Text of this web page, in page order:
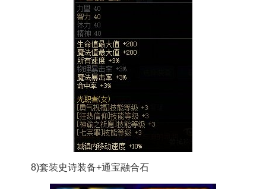
8)套装史诗装备+通宝融合石